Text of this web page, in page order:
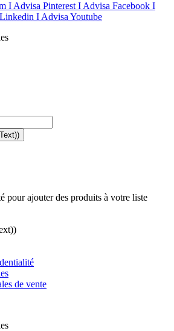
I Advisa Pinterest I Advisa Facebook I
I Advisa Youtube
pour ajouter des produits à votre liste
de vente